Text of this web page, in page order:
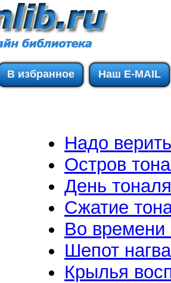
В избранное Наш E-MAIL
Надо верить
Остров
День тоналя
Сжатие
Во времени
Шепот
Крылья